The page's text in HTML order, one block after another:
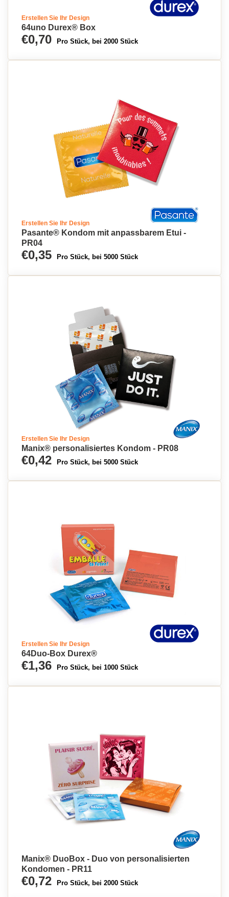
Erstellen Sie Ihr Design
64uno Durex® Box
€0,70 Pro Stück, bei 2000 Stück
Erstellen Sie Ihr Design
Pasante® Kondom mit anpassbarem Etui -
PR04
€0,35 Pro Stück, bei 5000 Stück
Erstellen Sie Ihr Design
Manix® personalisiertes Kondom - PR08
€0,42 Pro Stück, bei 5000 Stück
Erstellen Sie Ihr Design
64Duo-Box Durex®
€1,36 Pro Stück, bei 1000 Stück
Manix® DuoBox - Duo von personalisierten
Kondomen - PR11
€0,72 Pro Stück, bei 2000 Stück